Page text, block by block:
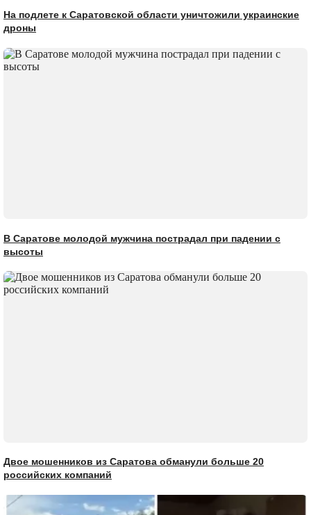
На подлете к Саратовской области уничтожили украинские
дроны
В Саратове молодой мужчина пострадал при падении с
высоты
Двое мошенников из Саратова обманули больше 20
российских компаний